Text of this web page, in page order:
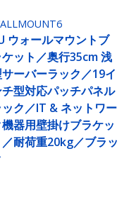
ウォールマウントブ
ケット／奥行35cm 浅
ーバーラック／19イ
チ型対応パッチパネル
ック／IT & ネットワー
器用壁掛けブラケッ
／耐荷重20kg／ブラッ